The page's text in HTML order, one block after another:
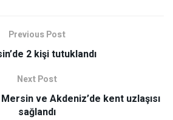
Previous Post
2 kişi tutuklandı
Next Post
ve Akdeniz’de kent uzlaşısı
sağlandı